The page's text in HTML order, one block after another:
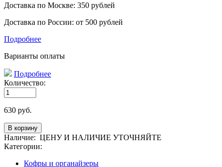
Доставка по Москве: 350 рублей
Доставка по России: от 500 рублей
Подробнее
Варианты оплаты
Подробнее
Количество:
630 руб.
Наличие: ЦЕНУ И НАЛИЧИЕ УТОЧНЯЙТЕ
Категории:
Кофры и органайзеры